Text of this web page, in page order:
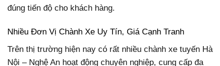
đúng tiến độ cho khách hàng.
Nhiều Đơn Vị Chành Xe Uy Tín, Giá Cạnh Tranh
Trên thị trường hiện nay có rất nhiều chành xe tuyến Hà
Nội – Nghệ An hoạt động chuyên nghiệp, cung cấp đa